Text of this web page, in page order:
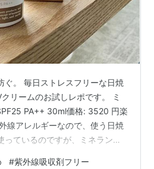
ぐ。 毎日ストレスフリーな日焼
リームのお試しレポです。 ミ
PA++ 30ml価格: 3520 円楽
線アレルギーなので、使う日焼
っているのですが、ミネランス
#紫外線吸収剤フリー